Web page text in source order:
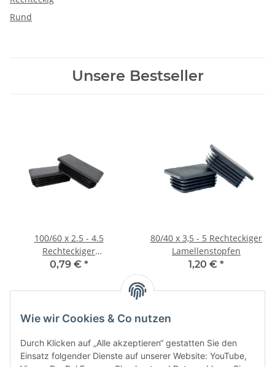
Wie wir Cookies & Co nutzen
Durch Klicken auf „Alle akzeptieren“ gestatten Sie den
Einsatz folgender Dienste auf unserer Website: YouTube,
Rund
Unsere Bestseller
100/60 x 2.5 - 4.5
Rechteckiger
Lamellenstopfen
0,79 € *
80/40 x 3,5 - 5 Rechteckiger
Lamellenstopfen
1,20 € *